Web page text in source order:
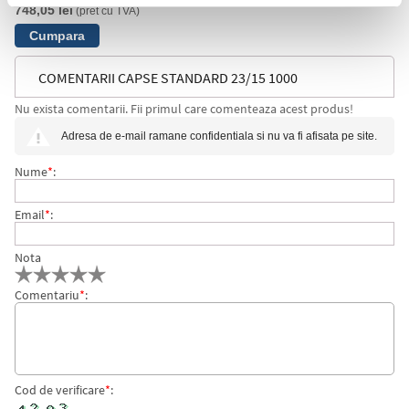
748,05 lei (pret cu TVA)
COMENTARII CAPSE STANDARD 23/15 1000
BUCATI/CUTIE RAPID
Nu exista comentarii. Fii primul care comenteaza acest produs!
Adresa de e-mail ramane confidentiala si nu va fi afisata pe site.
Nume*:
Email*:
Nota
Comentariu*:
Cod de verificare*: